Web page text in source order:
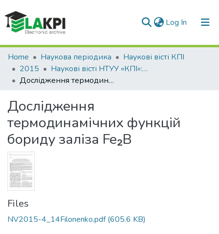
Log In (current)
Communities & Collections
All of DSpace
Home Наукова періодика
Наукові вісті КПІ
2015
Наукові вісті НТУУ «КПІ»: науково-технічний журнал, № 4(102)
Дослідження термодинамічних функцій бориду заліза Fe₂B
Дослідження
термодинамічних функцій
бориду заліза Fe₂B
Files
NV2015-4_14Filonenko.pdf(605.6 KB)